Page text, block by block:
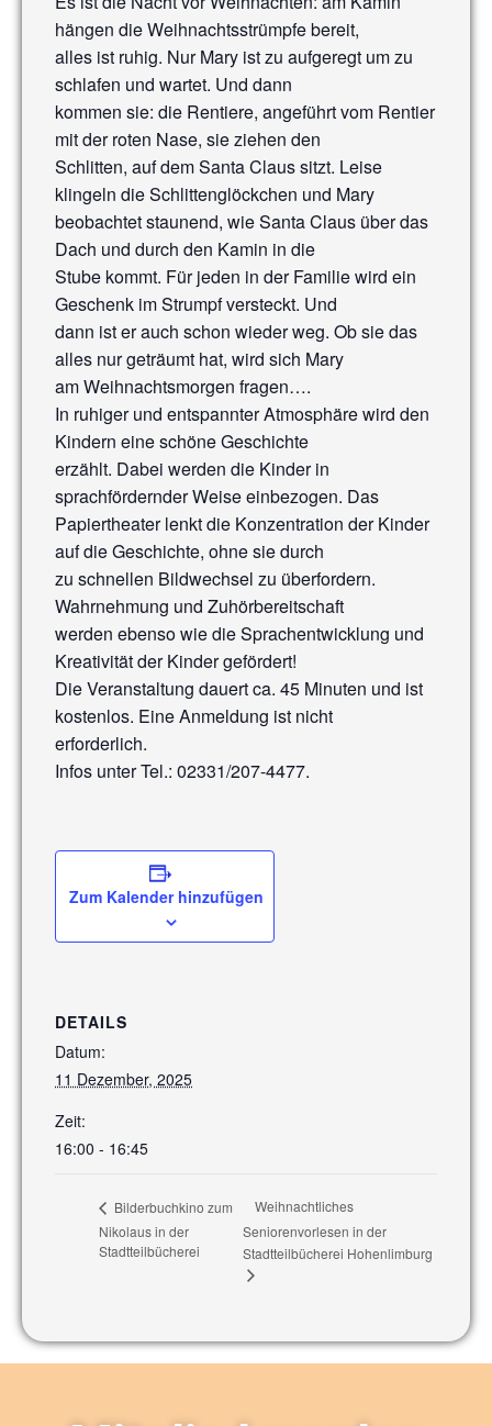
hängen die Weihnachtsstrümpfe bereit,
alles ist ruhig. Nur Mary ist zu aufgeregt um zu
schlafen und wartet. Und dann
kommen sie: die Rentiere, angeführt vom Rentier
mit der roten Nase, sie ziehen den
Schlitten, auf dem Santa Claus sitzt. Leise
klingeln die Schlittenglöckchen und Mary
beobachtet staunend, wie Santa Claus über das
Dach und durch den Kamin in die
Stube kommt. Für jeden in der Familie wird ein
Geschenk im Strumpf versteckt. Und
dann ist er auch schon wieder weg. Ob sie das
alles nur geträumt hat, wird sich Mary
am Weihnachtsmorgen fragen….
In ruhiger und entspannter Atmosphäre wird den
Kindern eine schöne Geschichte
erzählt. Dabei werden die Kinder in
sprachfördernder Weise einbezogen. Das
Papiertheater lenkt die Konzentration der Kinder
auf die Geschichte, ohne sie durch
zu schnellen Bildwechsel zu überfordern.
Wahrnehmung und Zuhörbereitschaft
werden ebenso wie die Sprachentwicklung und
Kreativität der Kinder gefördert!
Die Veranstaltung dauert ca. 45 Minuten und ist
kostenlos. Eine Anmeldung ist nicht
erforderlich.
Infos unter Tel.: 02331/207-4477.
Zum Kalender hinzufügen
DETAILS
Datum:
11 Dezember, 2025
Zeit:
16:00 - 16:45
Bilderbuchkino zum
Nikolaus in der
Stadtteilbücherei
Weihnachtliches
Seniorenvorlesen in der
Stadtteilbücherei Hohenlimburg